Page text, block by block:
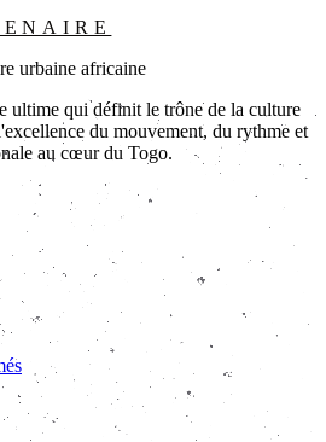
urbaine africaine
ultime qui définit le trône de la culture
du mouvement, du rythme et
au cœur du Togo.